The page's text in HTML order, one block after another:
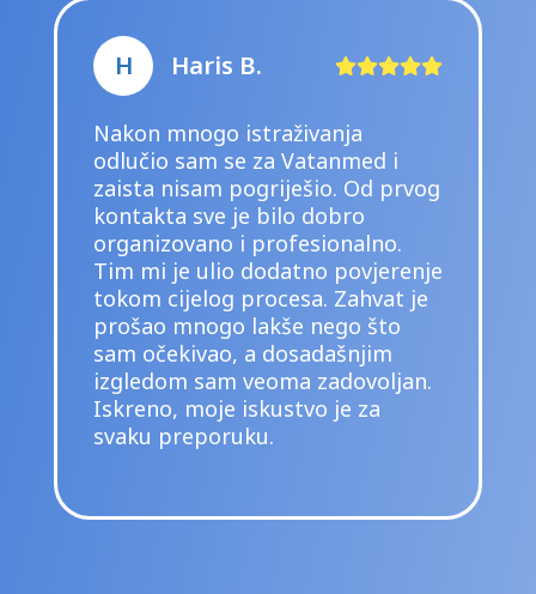
H Haris B.
Nakon mnogo istraživanja
odlučio sam se za Vatanmed i
zaista nisam pogriješio. Od prvog
kontakta sve je bilo dobro
organizovano i profesionalno.
Tim mi je ulio dodatno povjerenje
tokom cijelog procesa. Zahvat je
prošao mnogo lakše nego što
sam očekivao, a dosadašnjim
izgledom sam veoma zadovoljan.
Iskreno, moje iskustvo je za
svaku preporuku.